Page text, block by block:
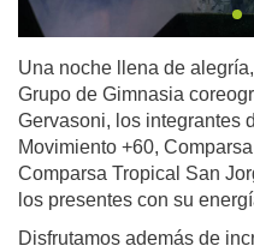
Una noche llena de
Grupo de Gimnasia
Gervasoni, los integrantes
Movimiento +60,
Comparsa Tropical San
los presentes con su
Disfrutamos además de